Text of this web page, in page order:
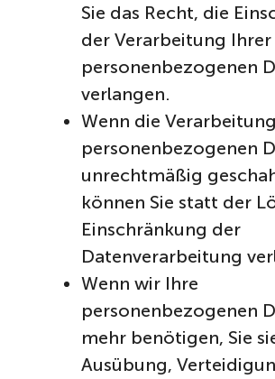
Sie das Recht, die
der Verarbeitung Ihrer
personenbezogenen
verlangen.
Wenn die
personenbezogenen
unrechtmäßig
können Sie statt der
Einschränkung der
Datenverarbeitung
Wenn wir Ihre
personenbezogenen
mehr benötigen, Sie
Ausübung,